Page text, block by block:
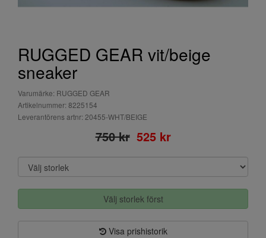
RUGGED GEAR vit/beige
sneaker
Varumärke: RUGGED GEAR
Artikelnummer: 8225154
Leverantörens artnr: 20455-WHT/BEIGE
750 kr 525 kr
Välj storlek först
Visa prishistorik